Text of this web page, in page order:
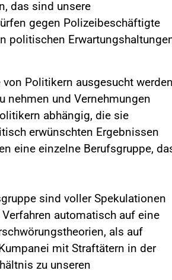
das sind unsere
gegen Polizeibeschäftigte
politischen
Politikern ausgesucht
nehmen und Vernehmungen
abhängig, die sie
erwünschten Ergebnissen
eine einzelne Berufsgruppe,
sind voller Spekulationen
automatisch auf eine
als auf
mit Straftätern in der
zu unseren